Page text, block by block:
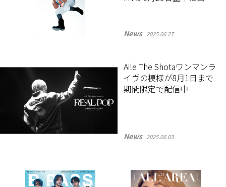
News 2025.06.27
Aile The Shotaワンマンラ
イヴの模様が8月1日まで
期間限定で配信中
News 2025.06.03